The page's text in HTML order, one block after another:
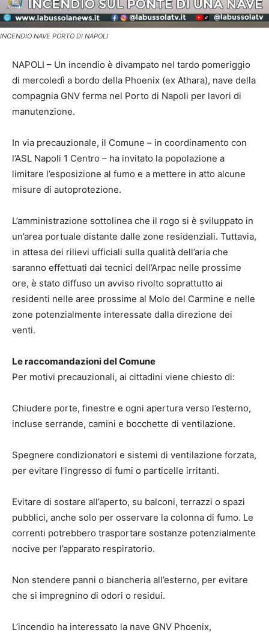
INCENDIO NAVE PORTO DI NAPOLI
NAPOLI – Un incendio è divampato nel tardo pomeriggio
di mercoledì a bordo della Phoenix (ex Athara), nave della
compagnia GNV ferma nel Porto di Napoli per lavori di
manutenzione.
In via precauzionale, il Comune – in coordinamento con
l’ASL Napoli 1 Centro – ha invitato la popolazione a
limitare l’esposizione al fumo e a mettere in atto alcune
misure di autoprotezione.
L’amministrazione sottolinea che il rogo si è sviluppato in
un’area portuale distante dalle zone residenziali. Tuttavia,
in attesa dei rilievi ufficiali sulla qualità dell’aria che
saranno effettuati dai tecnici dell’Arpac nelle prossime
ore, è stato diffuso un avviso rivolto soprattutto ai
residenti nelle aree prossime al Molo del Carmine e nelle
zone potenzialmente interessate dalla direzione dei
venti.
Le raccomandazioni del Comune
Per motivi precauzionali, ai cittadini viene chiesto di:
Chiudere porte, finestre e ogni apertura verso l’esterno,
incluse serrande, camini e bocchette di ventilazione.
Spegnere condizionatori e sistemi di ventilazione forzata,
per evitare l’ingresso di fumi o particelle irritanti.
Evitare di sostare all’aperto, su balconi, terrazzi o spazi
pubblici, anche solo per osservare la colonna di fumo. Le
correnti potrebbero trasportare sostanze potenzialmente
nocive per l’apparato respiratorio.
Non stendere panni o biancheria all’esterno, per evitare
che si impregnino di odori o residui.
L’incendio ha interessato la nave GNV Phoenix,